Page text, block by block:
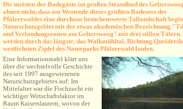
Die meisten der Badegäste im großen Strandbad des
ahnen nicht, dass am Westende dieses größten Badesees des
Pfälzerwaldes eine durchaus besuchenswerte Tallandschaft
Naturschutzgebiet mit der etwas akademischen Bezeichnung
und Verlandungszonen am Gelterswoog" mit drei stillen
werden durch das längste, das Walkmühltal, Richtung
westlichsten Zipfel des Naturparks Pfälzerwald laufen.
Eine Informationstafel klärt uns
über die wechselvolle Geschichte
des seit 1997 ausgewiesenen
Naturschutzgebietes auf: Im
Mittelalter war die Fischzucht ein
wichtiger Wirtschaftsfaktor im
Raum Kaiserslautern, wovon der